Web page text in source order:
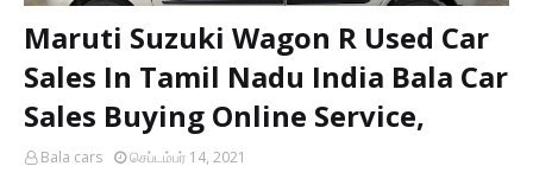
Maruti Suzuki Wagon R Used Car
Sales In Tamil Nadu India Bala Car
Sales Buying Online Service,
Bala cars செப்டம்பர் 14, 2021